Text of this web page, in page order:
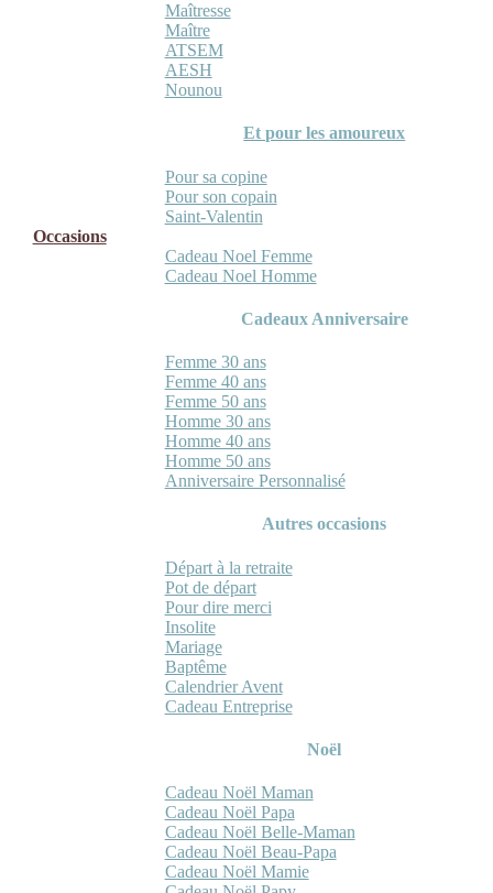
Maîtresse
Maître
ATSEM
AESH
Nounou
Et pour les amoureux
Pour sa copine
Pour son copain
Saint-Valentin
Occasions
Cadeau Noel Femme
Cadeau Noel Homme
Cadeaux Anniversaire
Femme 30 ans
Femme 40 ans
Femme 50 ans
Homme 30 ans
Homme 40 ans
Homme 50 ans
Anniversaire Personnalisé
Autres occasions
Départ à la retraite
Pot de départ
Pour dire merci
Insolite
Mariage
Baptême
Calendrier Avent
Cadeau Entreprise
Noël
Cadeau Noël Maman
Cadeau Noël Papa
Cadeau Noël Belle-Maman
Cadeau Noël Beau-Papa
Cadeau Noël Mamie